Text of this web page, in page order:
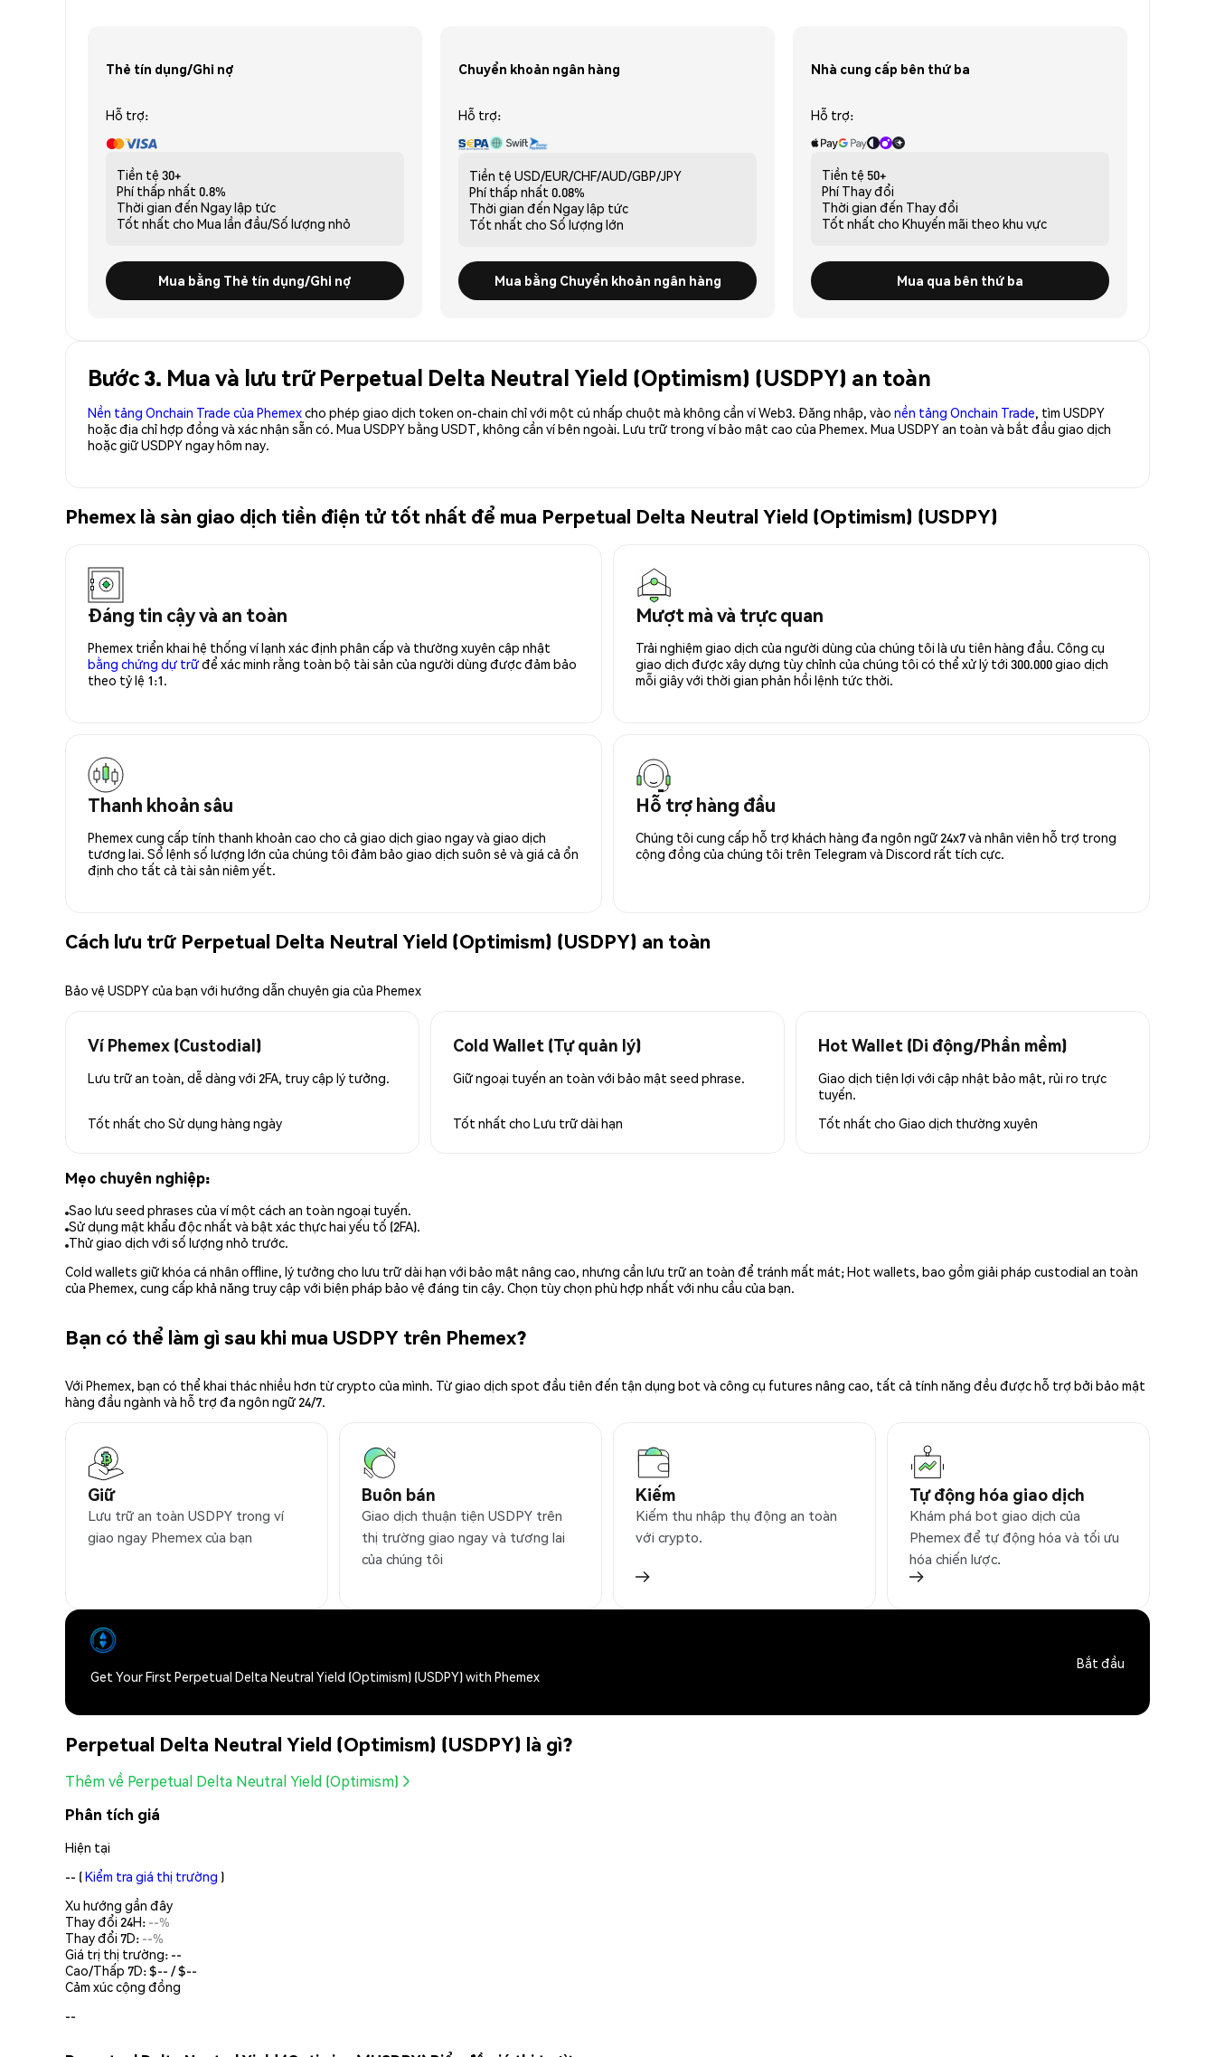
Thẻ tín dụng/Ghi nợ
Hỗ trợ:
Tiền tệ 30+
Phí thấp nhất 0.8%
Thời gian đến Ngay lập tức
Tốt nhất cho Mua lần đầu/Số lượng nhỏ
Mua bằng Thẻ tín dụng/Ghi nợ
Chuyển khoản ngân hàng
Hỗ trợ:
Tiền tệ USD/EUR/CHF/AUD/GBP/JPY
Phí thấp nhất 0.08%
Thời gian đến Ngay lập tức
Tốt nhất cho Số lượng lớn
Mua bằng Chuyển khoản ngân hàng
Nhà cung cấp bên thứ ba
Hỗ trợ:
Tiền tệ 50+
Phí Thay đổi
Thời gian đến Thay đổi
Tốt nhất cho Khuyến mãi theo khu vực
Mua qua bên thứ ba
Bước 3. Mua và lưu trữ Perpetual Delta Neutral Yield (Optimism) (USDPY) an toàn
Nền tảng Onchain Trade của Phemexcho phép giao dịch token on-chain chỉ với một cú nhấp chuột mà không cần ví Web3. Đăng nhập, vào nền tảng Onchain Trade, tìm USDPY
hoặc địa chỉ hợp đồng và xác nhận sẵn có. Mua USDPY bằng USDT, không cần ví bên ngoài. Lưu trữ trong ví bảo mật cao của Phemex. Mua USDPY an toàn và bắt đầu giao dịch
hoặc giữ USDPY ngay hôm nay.
Phemex là sàn giao dịch tiền điện tử tốt nhất để mua Perpetual Delta Neutral Yield (Optimism) (USDPY)
Đáng tin cậy và an toàn
Phemex triển khai hệ thống ví lạnh xác định phân cấp và thường xuyên cập nhật
bằng chứng dự trữđể xác minh rằng toàn bộ tài sản của người dùng được đảm bảo
theo tỷ lệ 1:1.
Mượt mà và trực quan
Trải nghiệm giao dịch của người dùng của chúng tôi là ưu tiên hàng đầu. Công cụ
giao dịch được xây dựng tùy chỉnh của chúng tôi có thể xử lý tới 300.000 giao dịch
mỗi giây với thời gian phản hồi lệnh tức thời.
Thanh khoản sâu
Phemex cung cấp tính thanh khoản cao cho cả giao dịch giao ngay và giao dịch
tương lai. Sổ lệnh số lượng lớn của chúng tôi đảm bảo giao dịch suôn sẻ và giá cả ổn
định cho tất cả tài sản niêm yết.
Hỗ trợ hàng đầu
Chúng tôi cung cấp hỗ trợ khách hàng đa ngôn ngữ 24x7 và nhân viên hỗ trợ trong
cộng đồng của chúng tôi trên Telegram và Discord rất tích cực.
Cách lưu trữ Perpetual Delta Neutral Yield (Optimism) (USDPY) an toàn
Bảo vệ USDPY của bạn với hướng dẫn chuyên gia của Phemex
Ví Phemex (Custodial)
Lưu trữ an toàn, dễ dàng với 2FA, truy cập lý tưởng.
Tốt nhất cho Sử dụng hàng ngày
Cold Wallet (Tự quản lý)
Giữ ngoại tuyến an toàn với bảo mật seed phrase.
Tốt nhất cho Lưu trữ dài hạn
Hot Wallet (Di động/Phần mềm)
Giao dịch tiện lợi với cập nhật bảo mật, rủi ro trực
tuyến.
Tốt nhất cho Giao dịch thường xuyên
Mẹo chuyên nghiệp:
Sao lưu seed phrases của ví một cách an toàn ngoại tuyến.
Sử dụng mật khẩu độc nhất và bật xác thực hai yếu tố (2FA).
Thử giao dịch với số lượng nhỏ trước.
Cold wallets giữ khóa cá nhân offline, lý tưởng cho lưu trữ dài hạn với bảo mật nâng cao, nhưng cần lưu trữ an toàn để tránh mất mát; Hot wallets, bao gồm giải pháp custodial an toàn
của Phemex, cung cấp khả năng truy cập với biện pháp bảo vệ đáng tin cậy. Chọn tùy chọn phù hợp nhất với nhu cầu của bạn.
Bạn có thể làm gì sau khi mua USDPY trên Phemex?
Với Phemex, bạn có thể khai thác nhiều hơn từ crypto của mình. Từ giao dịch spot đầu tiên đến tận dụng bot và công cụ futures nâng cao, tất cả tính năng đều được hỗ trợ bởi bảo mật
hàng đầu ngành và hỗ trợ đa ngôn ngữ 24/7.
Giữ
Lưu trữ an toàn USDPY trong ví
giao ngay Phemex của bạn
Buôn bán
Giao dịch thuận tiện USDPY trên
thị trường giao ngay và tương lai
của chúng tôi
Kiếm
Kiếm thu nhập thụ động an toàn
với crypto.
Tự động hóa giao dịch
Khám phá bot giao dịch của
Phemex để tự động hóa và tối ưu
hóa chiến lược.
Get Your First Perpetual Delta Neutral Yield (Optimism) (USDPY) with Phemex
Bắt đầu
Perpetual Delta Neutral Yield (Optimism) (USDPY) là gì?
Thêm về Perpetual Delta Neutral Yield (Optimism)
Phân tích giá
Hiện tại
-- (Kiểm tra giá thị trường )
Xu hướng gần đây
Thay đổi 24H: --%
Thay đổi 7D: --%
Giá trị thị trường: --
Cao/Thấp 7D: $-- / $--
Cảm xúc cộng đồng
--